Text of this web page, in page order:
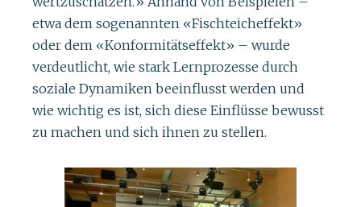
etwa dem sogenannten «Fischteicheffekt»
oder dem «Konformitätseffekt» – wurde
verdeutlicht, wie stark Lernprozesse durch
soziale Dynamiken beeinflusst werden und
wie wichtig es ist, sich diese Einflüsse bewusst
zu machen und sich ihnen zu stellen.